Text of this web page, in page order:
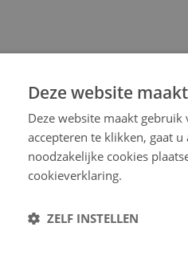
Deze website
Deze website maakt
accepteren te klikken, gaat
noodzakelijke cookies
cookieverklaring.
ZELF INSTELLEN